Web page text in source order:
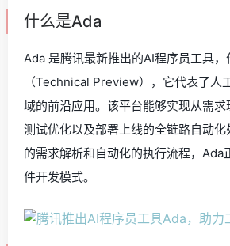
什么是Ada
Ada 是腾讯最新推出的AI程序员工具
（Technical Preview），它代表了人
域的前沿应用。该平台能够实现从需求
测试优化以及部署上线的全链路自动
的需求解析和自动化的执行流程，Ada
件开发模式。